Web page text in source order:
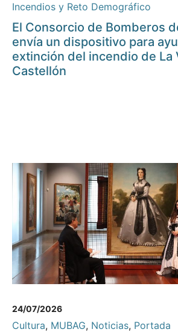
Incendios y Reto Demográfico
El Consorcio de Bomberos
envía un dispositivo para
extinción del incendio de La
Castellón
24/07/2026
Cultura, MUBAG, Noticias, Portada